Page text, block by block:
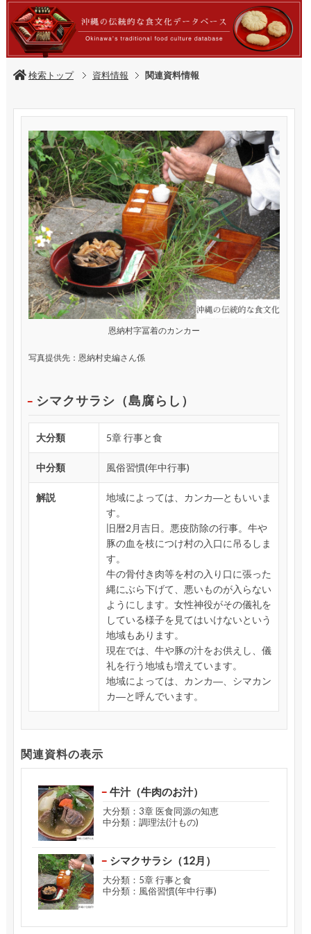
検索トップ 資料情報 関連資料情報
恩納村字冨着のカンカー
写真提供先：恩納村史編さん係
シマクサラシ（島腐らし）
大分類 5章 行事と食
中分類 風俗習慣(年中行事)
解説
地域によっては、カンカ―ともいいま
す。
旧暦2月吉日。悪疫防除の行事。牛や
豚の血を枝につけ村の入口に吊るしま
す。
牛の骨付き肉等を村の入り口に張った
縄にぶら下げて、悪いものが入らない
ようにします。女性神役がその儀礼を
している様子を見てはいけないという
地域もあります。
現在では、牛や豚の汁をお供えし、儀
礼を行う地域も増えています。
地域によっては、カンカ―、シマカン
カ―と呼んでいます。
関連資料の表示
牛汁（牛肉のお汁）
大分類：3章 医食同源の知恵
中分類：調理法(汁もの)
シマクサラシ（12月）
大分類：5章 行事と食
中分類：風俗習慣(年中行事)